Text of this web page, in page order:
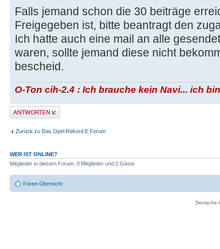
Falls jemand schon die 30 beiträge
Freigegeben ist, bitte beantragt den
Ich hatte auch eine mail an alle
waren, sollte jemand diese nicht
bescheid.
O-Ton cih-2.4 : Ich brauche kein Navi... ich
Antwort erstellen
Zurück zu Das Opel Rekord E Forum
WER IST ONLINE?
Mitglieder in diesem Forum: 0 Mitglieder und 0 Gäste
Foren-Übersicht
Deutsche